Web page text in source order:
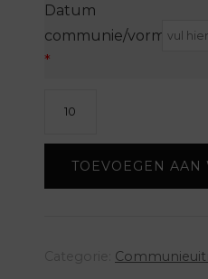
Datum
communie/vormsel/
*
Jerom
TOEVOEGEN AAN